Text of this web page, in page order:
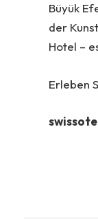
Büyük
der
Hotel –
Erleben